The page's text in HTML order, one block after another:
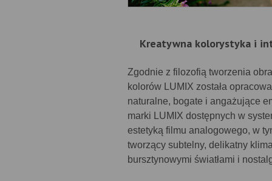
Kreatywna kolorystyka i
Zgodnie z filozofią tworzenia
kolorów LUMIX została
naturalne, bogate i angażujące
marki LUMIX dostępnych w
estetyką filmu analogowego, w
tworzący subtelny, delikatny
bursztynowymi światłami i